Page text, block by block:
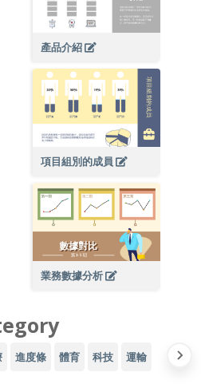
產品介紹
項目組別的成員
業務數據分析
進度條 體育 科技 運輸